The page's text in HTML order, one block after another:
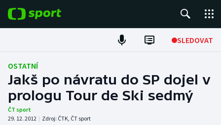
SLEDOVAT
Fotbal
Hokej
Tenis
OSTATNÍ
Jakš po návratu do SP dojel v
prologu Tour de Ski sedmý
ČT sport
29. 12. 2012 | Zdroj: ČTK, ČT sport